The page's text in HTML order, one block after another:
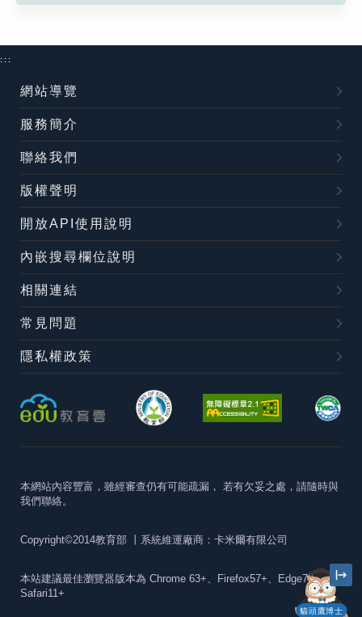
貓頭鷹博士
:::
網站導覽
服務簡介
聯絡我們
版權聲明
開放API使用說明
內嵌搜尋欄位說明
相關連結
常見問題
隱私權政策
本網站內容豐富，雖經審查仍有可能疏漏， 若有欠妥之處，請隨時與
我們聯絡。
Copyright©2014教育部 丨系統維運廠商：卡米爾有限公司
本站建議最佳瀏覽器版本為 Chrome 63+、Firefox57+、Edge79+及
Safari11+